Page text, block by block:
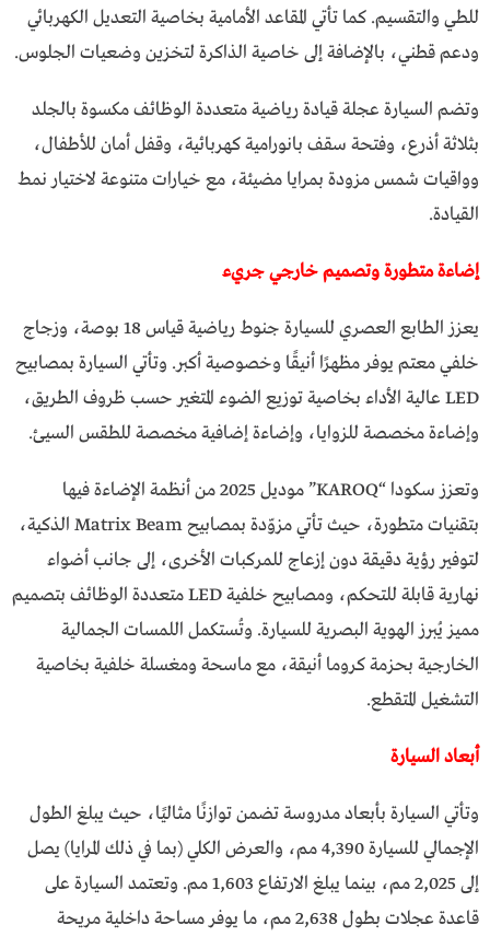
للطي والتقسيم. كما تأتي المقاعد الأمامية بخاصية التعديل الكهربائي
ودعم قطني، بالإضافة إلى خاصية الذاكرة لتخزين وضعيات الجلوس.
وتضم السيارة عجلة قيادة رياضية متعددة الوظائف مكسوة بالجلد
بثلاثة أذرع، وفتحة سقف بانورامية كهربائية، وقفل أمان للأطفال،
وواقيات شمس مزودة بمرايا مضيئة، مع خيارات متنوعة لاختيار نمط
القيادة.
إضاءة متطورة وتصميم خارجي جريء
يعزز الطابع العصري للسيارة جنوط رياضية قياس 18 بوصة، وزجاج
خلفي معتم يوفر مظهرًا أنيقًا وخصوصية أكبر. وتأتي السيارة بمصابيح
LED عالية الأداء بخاصية توزيع الضوء المتغير حسب ظروف الطريق،
وإضاءة مخصصة للزوايا، وإضاءة إضافية مخصصة للطقس السيئ.
وتعزز سكودا “KAROQ” موديل 2025 من أنظمة الإضاءة فيها
بتقنيات متطورة، حيث تأتي مزوّدة بمصابيح Matrix Beam الذكية،
لتوفير رؤية دقيقة دون إزعاج للمركبات الأخرى، إلى جانب أضواء
نهارية قابلة للتحكم، ومصابيح خلفية LED متعددة الوظائف بتصميم
مميز يُبرز الهوية البصرية للسيارة. وتُستكمل اللمسات الجمالية
الخارجية بحزمة كروما أنيقة، مع ماسحة ومغسلة خلفية بخاصية
التشغيل المتقطع.
أبعاد السيارة
وتأتي السيارة بأبعاد مدروسة تضمن توازنًا مثاليًا، حيث يبلغ الطول
الإجمالي للسيارة 4,390 مم، والعرض الكلي (بما في ذلك المرايا) يصل
إلى 2,025 مم، بينما يبلغ الارتفاع 1,603 مم. وتعتمد السيارة على
قاعدة عجلات بطول 2,638 مم، ما يوفر مساحة داخلية مريحة